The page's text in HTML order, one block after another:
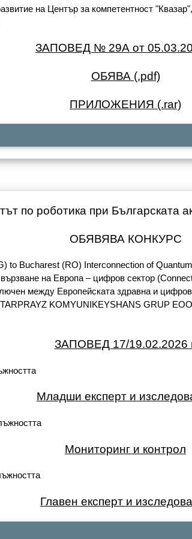
на Център за компетентност
ЗАПОВЕД № 29А от
ОБЯВА (.pdf)
ПРИЛОЖЕНИЯ (.rar)
по роботика при Българската
ОБЯВЯВА КОНКУРС
to Bucharest (RO) Interconnection of
на Европа – цифров сектор
между Европейската здравна и
KOMYUNIKEYSHANS GRUP
ЗАПОВЕД 17/19.02.2026
Младши експерт и
Мониторинг и контрол
Главен експерт и